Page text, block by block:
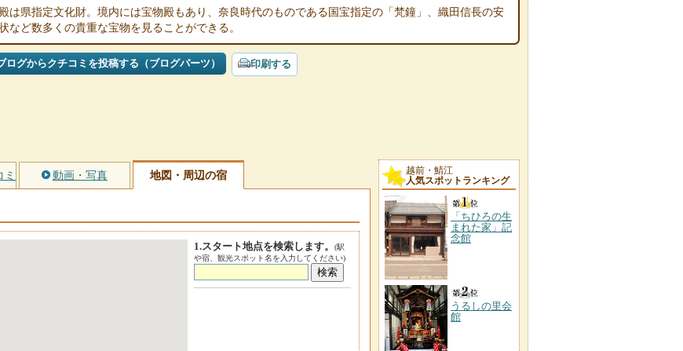
は県指定文化財。境内には宝物殿もあり、奈良時代のものである国宝指定の「梵鐘」、織田信長の安
など数多くの貴重な宝物を見ることができる。
ログからクチコミを投稿する（ブログパーツ） 印刷する
動画・写真 地図・周辺の宿
1.スタート地点を検索します。
(駅
や宿、観光スポット名を入力してください)
越前・鯖江
人気スポットランキング
「ちひろの生
まれた家」記
念館
うるしの里会
館